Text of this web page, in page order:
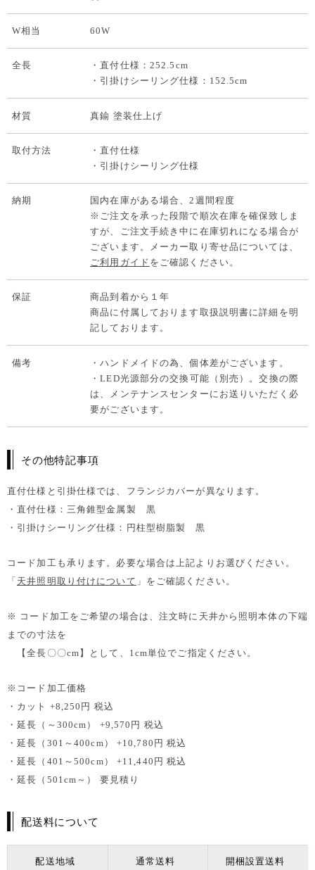
W相当 60W
全長
・直付仕様：252.5cm
・引掛けシーリング仕様：152.5cm
材質 真鍮 塗装仕上げ
取付方法
・直付仕様
・引掛けシーリング仕様
納期
国内在庫がある場合、2週間程度
※ご注文を承った段階で順次在庫を確保致しま
すが、ご注文手続き中に在庫切れになる場合が
ございます。メーカー取り寄せ品については、
ご利用ガイド をご確認ください。
保証
商品到着から１年
商品に付属しております取扱説明書に詳細を明
記しております。
備考
・ハンドメイドの為、個体差がございます。
・LED光源部分の交換可能（別売）。交換の際
は、メンテナンスセンターにお送りいただく必
要がございます。
その他特記事項
直付仕様と引掛仕様では、フランジカバーが異なります。
・直付仕様：三角錐型金属製 黒
・引掛けシーリング仕様：円柱型樹脂製 黒
コード加工も承ります。必要な場合は上記よりお選びください。
「 天井照明取り付けについて 」をご確認ください。
※ コード加工をご希望の場合は、注文時に天井から照明本体の下端
までの寸法を
【全長〇〇cm】として、1cm単位でご指定ください。
※コード加工価格
・カット +8,250円 税込
・延長（～300cm） +9,570円 税込
・延長（301～400cm） +10,780円 税込
・延長（401～500cm） +11,440円 税込
・延長（501cm～） 要見積り
配送料について
配送地域 通常送料 開梱設置送料